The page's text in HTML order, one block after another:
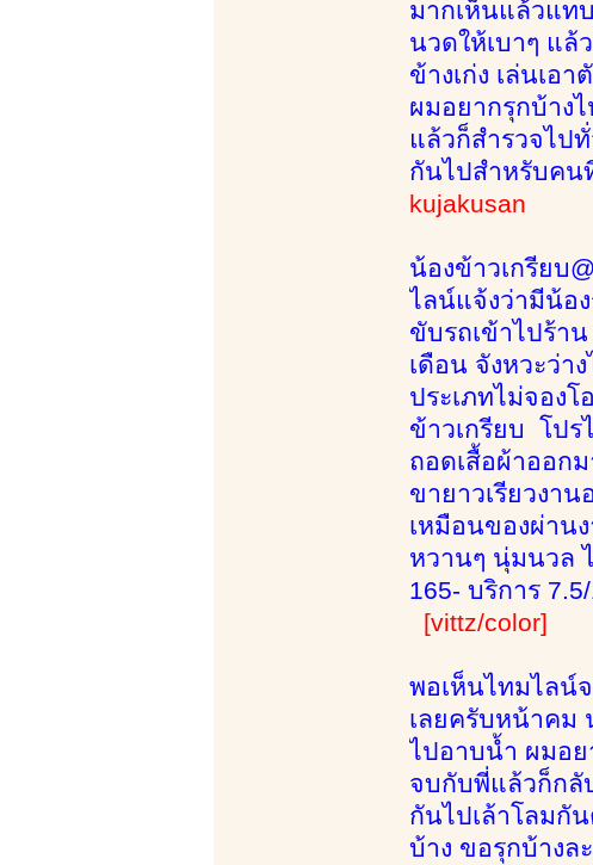
มากเห็นแล้วแท
นวดให้เบาๆ แล้
ข้างเก่ง เล่นเอ
ผมอยากรุกบ้าง
แล้วก็สำรวจไป
กันไปสำหรับคน
kujakusan
น้องข้าวเกรียบ
ไลน์แจ้งว่ามีน้อ
ขับรถเข้าไปร้า
เดือน จังหวะว่
ประเภทไม่จอง
ข้าวเกรียบ โป
ถอดเสื้อผ้าออก
ขายาวเรียวงา
เหมือนของผ่าน
หวานๆ นุ่มนวล
165- บริการ
[vittz/color]
พอเห็นไทมไลน์
เลยครับหน้าคม
ไปอาบน้ำ ผมอย
จบกับพี่แล้วก็กลั
กันไปเล้าโลมกั
บ้าง ขอรุกบ้างล